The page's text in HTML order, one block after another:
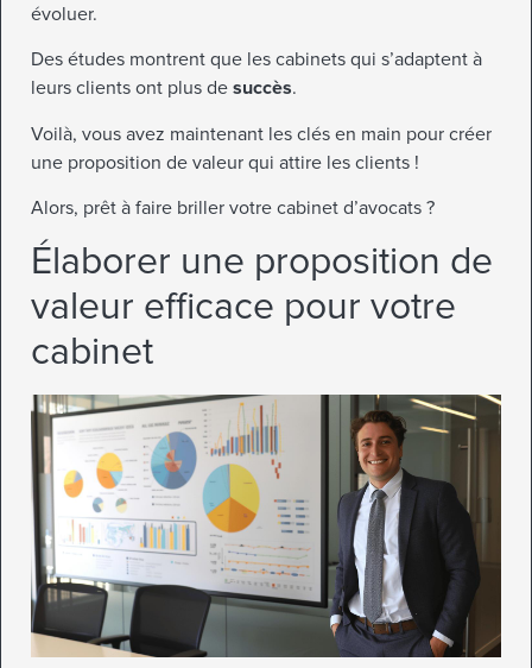
évoluer.
Des études montrent que les cabinets qui s’adaptent à
leurs clients ont plus de succès.
Voilà, vous avez maintenant les clés en main pour créer
une proposition de valeur qui attire les clients !
Alors, prêt à faire briller votre cabinet d’avocats ?
Élaborer une proposition de
valeur efficace pour votre
cabinet